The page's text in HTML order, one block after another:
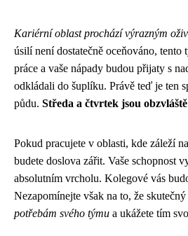
Kariérní oblast prochází výrazným
úsilí není dostatečně oceňováno,
práce a vaše nápady budou přijaty s
odkládali do šuplíku. Právě teď je ten
půdu. Středa a čtvrtek jsou
Pokud pracujete v oblasti, kde záleží
budete doslova zářit. Vaše schopnost
absolutním vrcholu. Kolegové vás
Nezapomínejte však na to, že
potřebám svého týmu a ukážete tím